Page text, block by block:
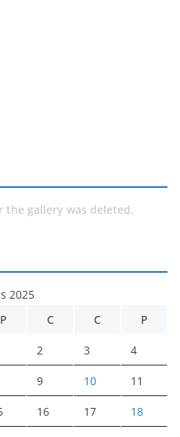
the gallery was deleted.
2025
P C C P
2 3 4
9 10 11
16 17 18